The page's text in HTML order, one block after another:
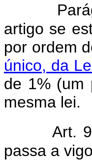
artigo se
por ordem
único, da
de 1% (um
mesma lei.
Art.
passa a